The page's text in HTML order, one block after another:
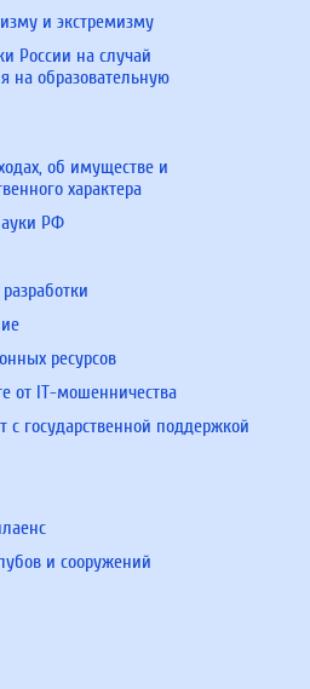
и экстремизму
России на случай
на образовательную
об имуществе и
характера
РФ
ресурсов
от IT-мошенничества
с государственной поддержкой
и сооружений